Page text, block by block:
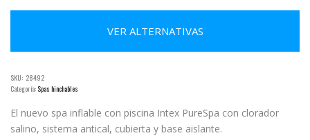
El nuevo spa inflable con piscina Intex PureSpa con clorador
salino, sistema antical, cubierta y base aislante.
VER ALTERNATIVAS
SKU: 28492
Categoría: Spas hinchables